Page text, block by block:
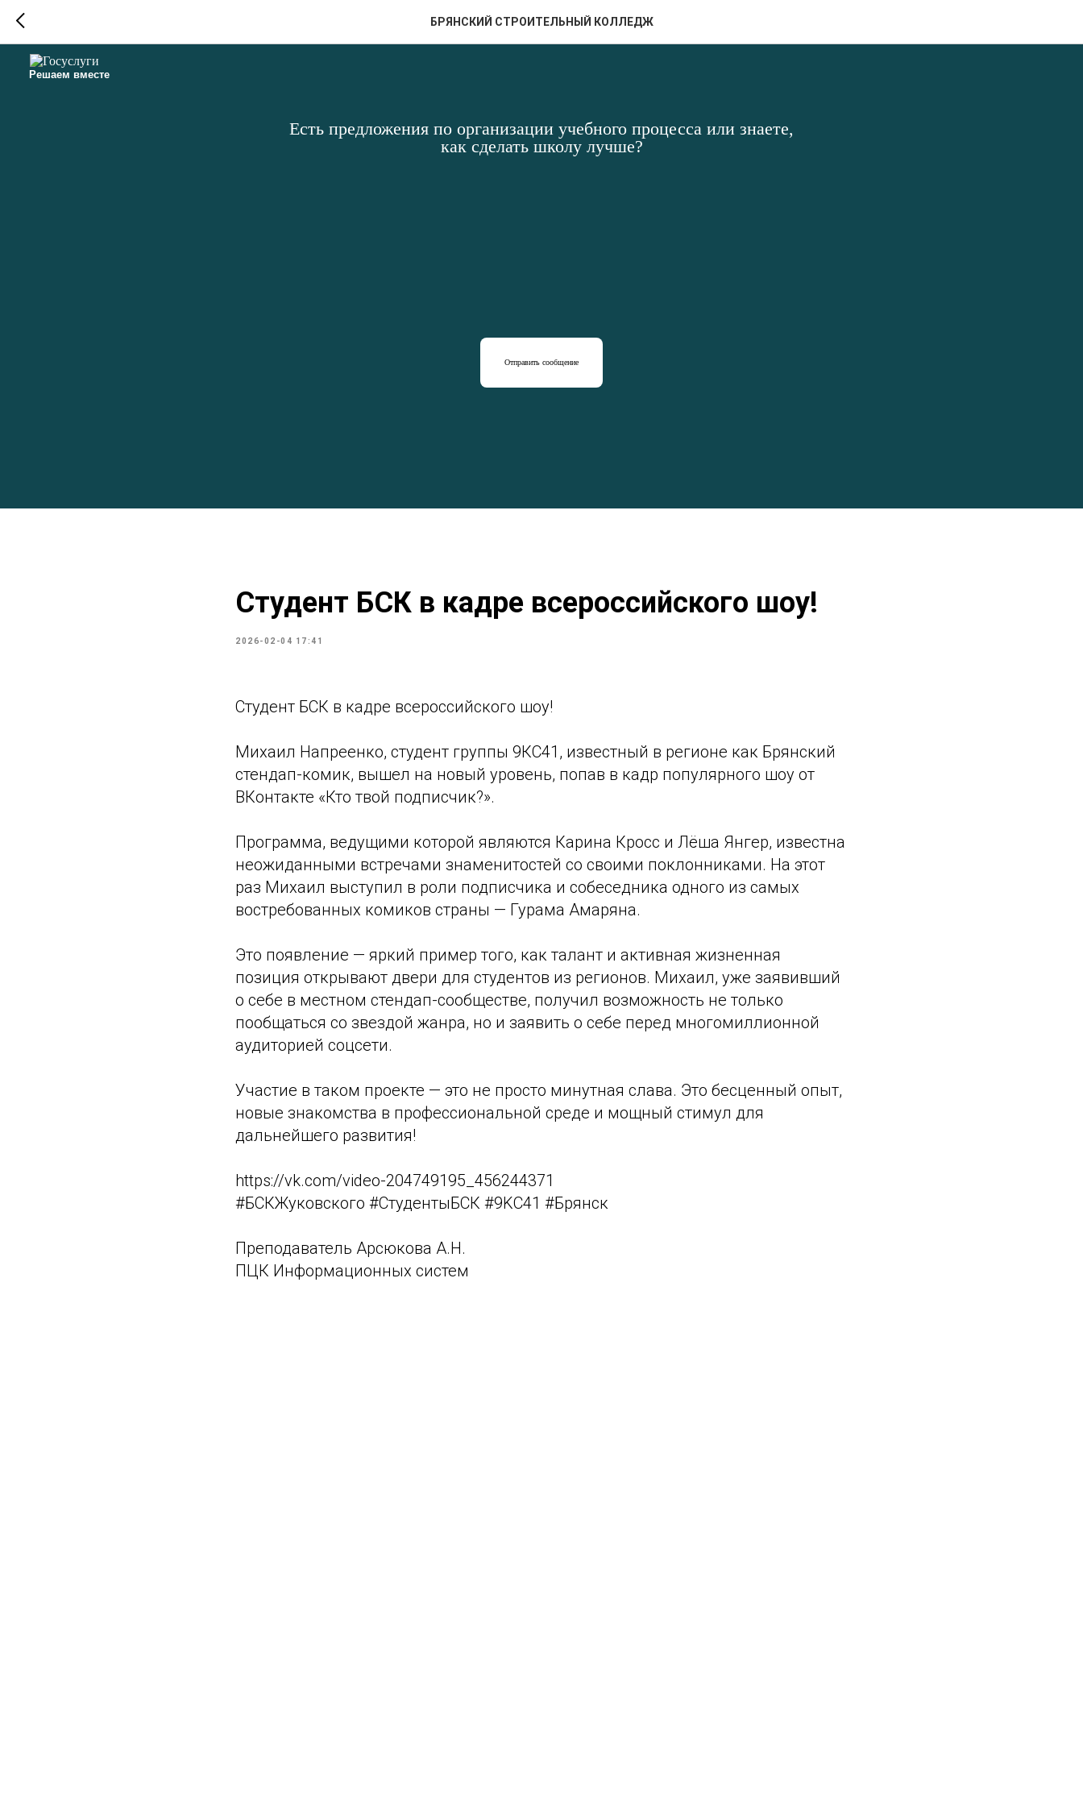
Решаем вместе
Есть предложения по организации учебного процесса или знаете,
как сделать школу лучше?
Отправить сообщение
БРЯНСКИЙ СТРОИТЕЛЬНЫЙ КОЛЛЕДЖ
Студент БСК в кадре всероссийского шоу!
2026-02-04 17:41
Студент БСК в кадре всероссийского шоу!
Михаил Напреенко, студент группы 9КС41, известный в регионе как Брянский
стендап-комик, вышел на новый уровень, попав в кадр популярного шоу от
ВКонтакте «Кто твой подписчик?».
Программа, ведущими которой являются Карина Кросс и Лёша Янгер, известна
неожиданными встречами знаменитостей со своими поклонниками. На этот
раз Михаил выступил в роли подписчика и собеседника одного из самых
востребованных комиков страны — Гурама Амаряна.
Это появление — яркий пример того, как талант и активная жизненная
позиция открывают двери для студентов из регионов. Михаил, уже заявивший
о себе в местном стендап-сообществе, получил возможность не только
пообщаться со звездой жанра, но и заявить о себе перед многомиллионной
аудиторией соцсети.
Участие в таком проекте — это не просто минутная слава. Это бесценный опыт,
новые знакомства в профессиональной среде и мощный стимул для
дальнейшего развития!
https://vk.com/video-204749195_456244371
#БСКЖуковского #СтудентыБСК #9KС41 #Брянск
Преподаватель Арсюкова А.Н.
ПЦК Информационных систем